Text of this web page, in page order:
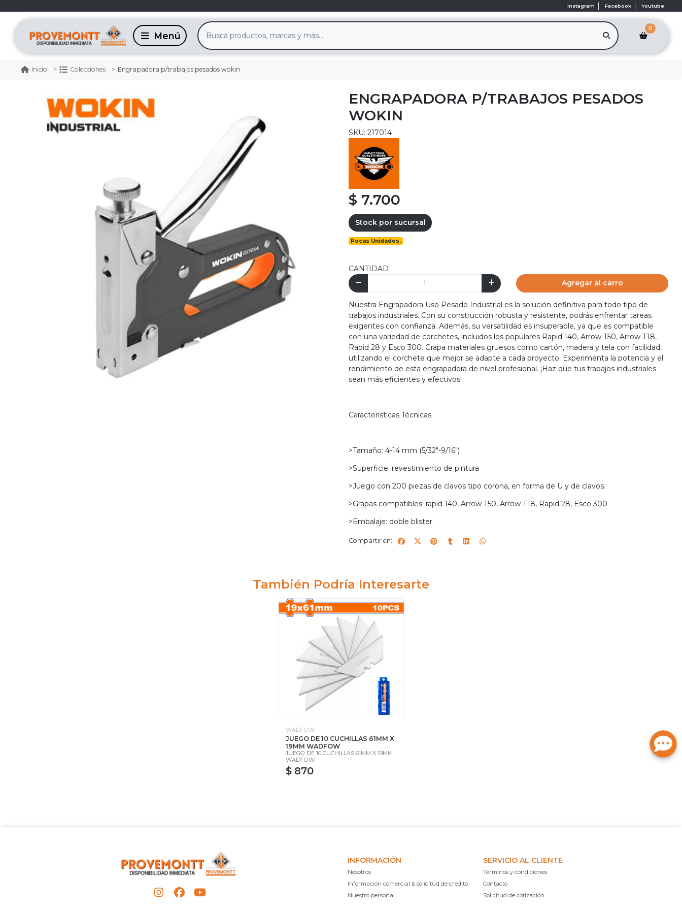
Instagram Facebook Youtube
0
Inicio Colecciones Engrapadora p/trabajos pesados wokin
ENGRAPADORA P/TRABAJOS PESADOS
WOKIN
SKU: 217014
$ 7.700
Stock por sucursal
Pocas Unidades.
CANTIDAD
Agregar al carro
Nuestra Engrapadora Uso Pesado Industrial es la solución definitiva para todo tipo de
trabajos industriales. Con su construcción robusta y resistente, podrás enfrentar tareas
exigentes con confianza. Además, su versatilidad es insuperable, ya que es compatible
con una variedad de corchetes, incluidos los populares Rapid 140, Arrow T50, Arrow T18,
Rapid 28 y Esco 300. Grapa materiales gruesos como cartón, madera y tela con facilidad,
utilizando el corchete que mejor se adapte a cada proyecto. Experimenta la potencia y el
rendimiento de esta engrapadora de nivel profesional. ¡Haz que tus trabajos industriales
sean más eficientes y efectivos!
Características Técnicas
>Tamaño: 4-14 mm (5/32"-9/16")
>Superficie: revestimiento de pintura
>Juego con 200 piezas de clavos tipo corona, en forma de U y de clavos.
>Grapas compatibles: rapid 140, Arrow T50, Arrow T18, Rapid 28, Esco 300
>Embalaje: doble blister
Compartir en:
También Podría Interesarte
WADFOW
JUEGO DE 10 CUCHILLAS 61MM X
19MM WADFOW
JUEGO DE 10 CUCHILLAS 61MM X 19MM
WADFOW
$ 870
INFORMACIÓN
Nosotros
Información comercial & solicitud de credito
Nuestro personal
SERVICIO AL CLIENTE
Términos y condiciones
Contacto
Solicitud de cotización